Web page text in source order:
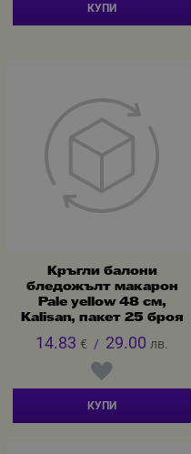
КУПИ
Кръгли балони
бледожълт макарон
Pale yellow 48 см,
Kalisan, пакет 25 броя
14.83 € / 29.00 лв.
КУПИ